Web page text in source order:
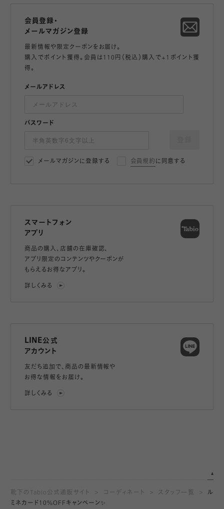
会員登録・
メールマガジン登録
最新情報や限定クーポンをお届け。
購入でポイント獲得。会員は110円（税込）購入で+1ポイント獲
得。
メールアドレス
パスワード
メールマガジンに登録する 会員規約 に同意する
スマートフォン
アプリ
商品の購入、店舗の在庫確認、
アプリ限定のコンテンツやクーポンが
もらえるお得なアプリ。
詳しくみる
LINE公式
アカウント
友だち追加で、 商品の最新情報や
お得な情報をお届け。
詳しくみる
靴下のTabio公式通販サイト コーディネート スタッフ一覧
ル
ミネカード10%OFFキャンペーン✨